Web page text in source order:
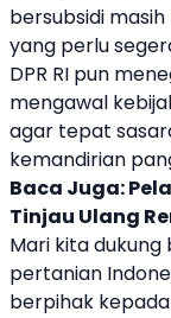
bersubsidi
yang perlu
DPR RI pun
mengawal
agar tepat
kemandirian
Baca Juga:
Tinjau Ulang
Mari kita
pertanian
berpihak